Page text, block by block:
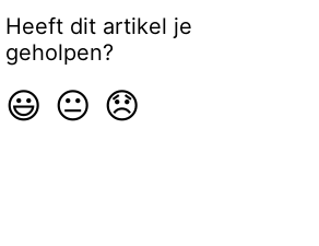
Heeft dit artikel je
geholpen?
😃 😐 😞